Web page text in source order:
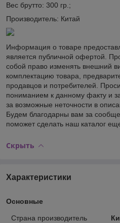
Вес брутто: 300 гр.;
Производитель: Китай
Информация о товаре
является публичной офертой.
собой право изменять внешний
комплектацию товара,
продавцов и потребителей.
пониманием к данному факту и
за возможные неточности в
Будем благодарны вам за
поможет сделать наш каталог
Скрыть
Характеристики
Основные
Страна производитель